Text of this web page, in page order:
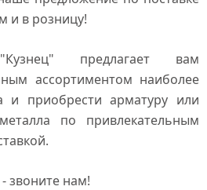
и в розницу!
предлагает вам
ассортиментом наиболее
и приобрести арматуру или
по привлекательным
звоните нам!